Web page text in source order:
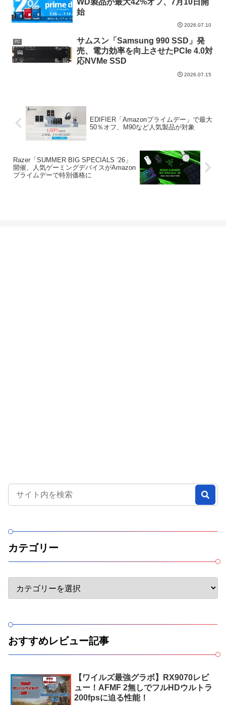
始
2026.07.10
PC
サムスン「Samsung 990 SSD」発
売、電力効率を向上させたPCIe 4.0対
応NVMe SSD
2026.07.15
EDIFIER「Amazonプライムデー」で最大
50％オフ、M90など人気製品が対象
Razer「SUMMER BIG SPECIALS ’26」
開催、人気ゲーミングデバイスがAmazon
プライムデーで特別価格に
カテゴリー
おすすめレビュー記事
【ワイルズ最強グラボ】RX9070レビ
ュー！AFMF 2無しでフルHDウルトラ
200fpsに迫る性能！